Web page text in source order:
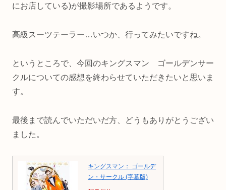
にお店している)が撮影場所であるようです。
高級スーツテーラー…いつか、行ってみたいですね。
というところで、今回のキングスマン ゴールデンサー
クルについての感想を終わらせていただきたいと思いま
す。
最後まで読んでいただいだ方、どうもありがとうござい
ました。
キングスマン： ゴールデ
ン・サークル (字幕版)